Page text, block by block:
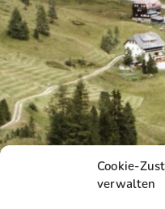
Cookie-
verwalten